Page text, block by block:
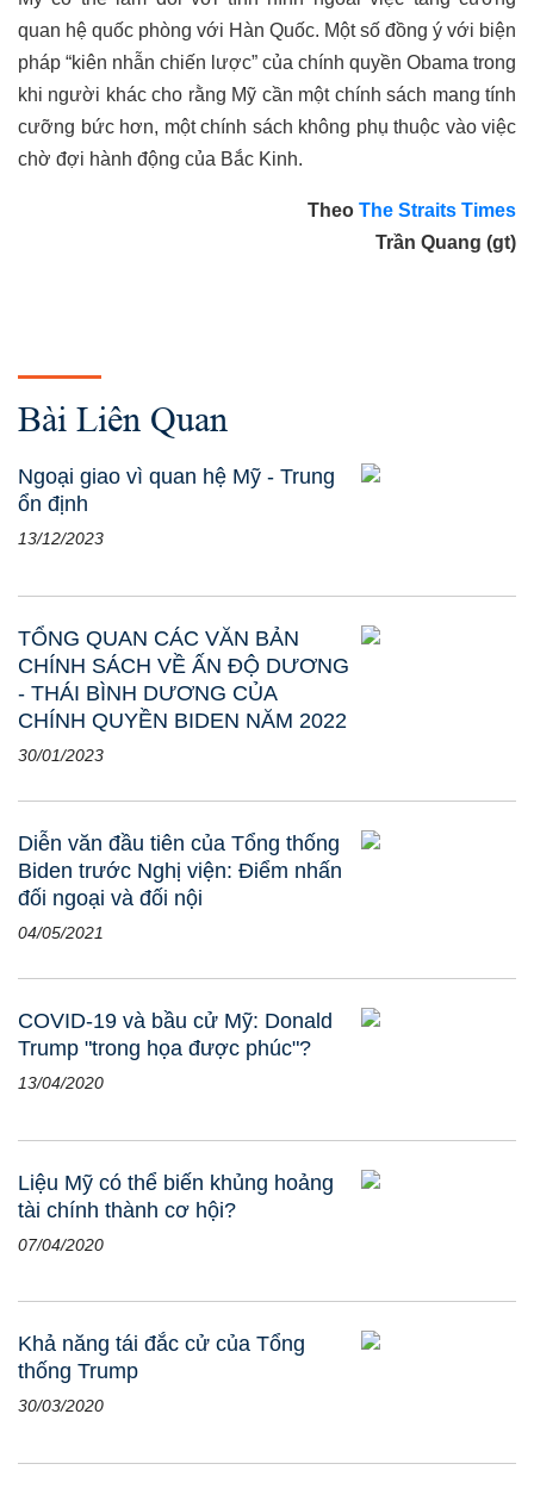
quan hệ quốc phòng với Hàn Quốc. Một số đồng ý với biện
pháp “kiên nhẫn chiến lược” của chính quyền Obama trong
khi người khác cho rằng Mỹ cần một chính sách mang tính
cưỡng bức hơn, một chính sách không phụ thuộc vào việc
chờ đợi hành động của Bắc Kinh.
Theo The Straits Times
Trần Quang (gt)
Bài Liên Quan
Ngoại giao vì quan hệ Mỹ - Trung
ổn định
13/12/2023
TỔNG QUAN CÁC VĂN BẢN
CHÍNH SÁCH VỀ ẤN ĐỘ DƯƠNG
- THÁI BÌNH DƯƠNG CỦA
CHÍNH QUYỀN BIDEN NĂM 2022
30/01/2023
Diễn văn đầu tiên của Tổng thống
Biden trước Nghị viện: Điểm nhấn
đối ngoại và đối nội
04/05/2021
COVID-19 và bầu cử Mỹ: Donald
Trump "trong họa được phúc"?
13/04/2020
Liệu Mỹ có thể biến khủng hoảng
tài chính thành cơ hội?
07/04/2020
Khả năng tái đắc cử của Tổng
thống Trump
30/03/2020